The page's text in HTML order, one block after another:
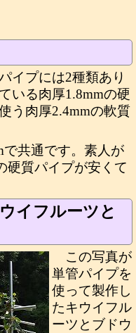
イプには2種類あり
いる肉厚1.8mmの硬
う肉厚2.4mmの軟質
で共通です。素人が
硬質パイプが安くて
イフルーツと
この写真が
単管パイプを
使って製作し
たキウイフル
ーツとブドウ